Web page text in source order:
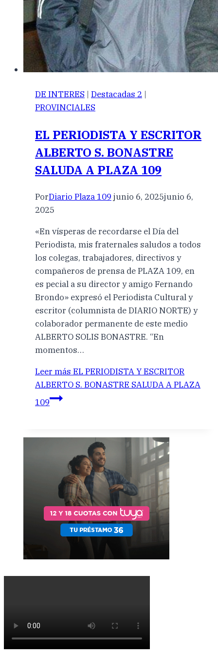
DE INTERES | Destacadas 2 |
PROVINCIALES
EL PERIODISTA Y ESCRITOR
ALBERTO S. BONASTRE
SALUDA A PLAZA 109
PorDiario Plaza 109 junio 6, 2025junio 6,
2025
«En vísperas de recordarse el Día del
Periodista, mis fraternales saludos a todos
los colegas, trabajadores, directivos y
compañeros de prensa de PLAZA 109, en
es pecial a su director y amigo Fernando
Brondo» expresó el Periodista Cultural y
escritor (columnista de DIARIO NORTE) y
colaborador permanente de este medio
ALBERTO SOLIS BONASTRE. “En
momentos…
Leer más EL PERIODISTA Y ESCRITOR
ALBERTO S. BONASTRE SALUDA A PLAZA
109